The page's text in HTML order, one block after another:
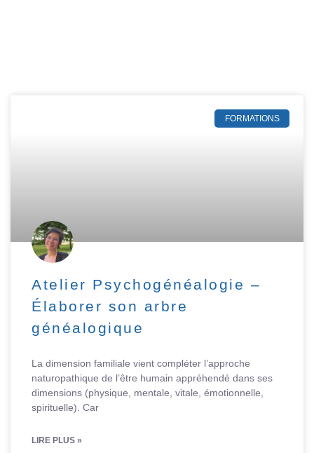
FORMATIONS
Atelier Psychogénéalogie –
Élaborer son arbre
généalogique
La dimension familiale vient compléter l’approche
naturopathique de l’être humain appréhendé dans ses
dimensions (physique, mentale, vitale, émotionnelle,
spirituelle). Car
LIRE PLUS »